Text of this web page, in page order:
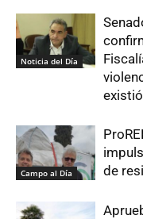
Noticia del Día
Campo al Día
de